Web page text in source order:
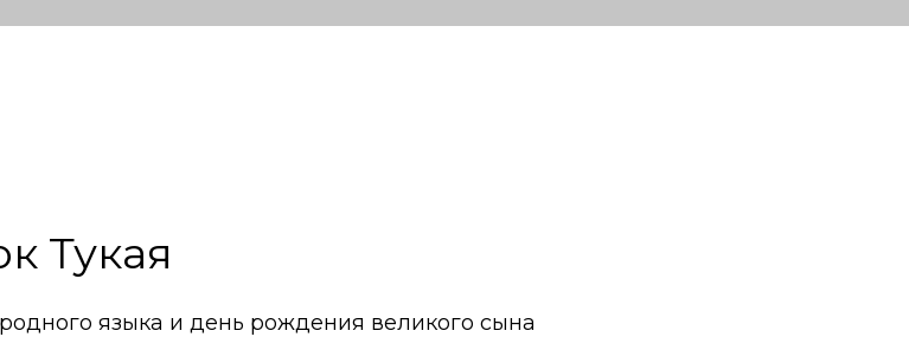
Тукая
языка и день рождения великого сына